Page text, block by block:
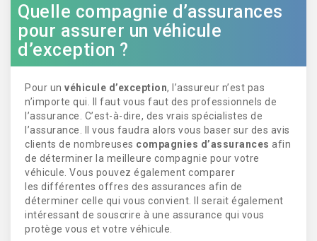
Quelle compagnie d’assurances
pour assurer un véhicule
d’exception ?
Pour un véhicule d’exception, l’assureur n’est pas
n’importe qui. Il faut vous faut des professionnels de
l’assurance. C’est-à-dire, des vrais spécialistes de
l’assurance. Il vous faudra alors vous baser sur des avis
clients de nombreuses compagnies d’assurances afin
de déterminer la meilleure compagnie pour votre
véhicule. Vous pouvez également comparer
les différentes offres des assurances afin de
déterminer celle qui vous convient. Il serait également
intéressant de souscrire à une assurance qui vous
protège vous et votre véhicule.